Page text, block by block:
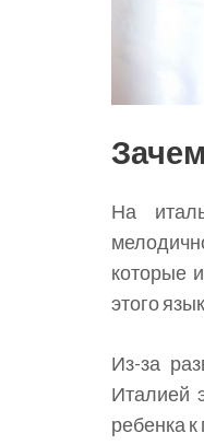
На
которые
этого
Из-за
Италией
ребенка